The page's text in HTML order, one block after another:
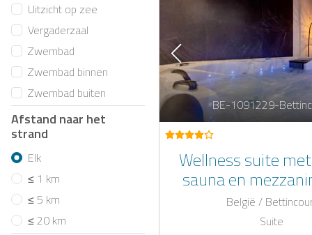
Uitzicht op zee
Vergaderzaal
Zwembad
Zwembad binnen
Zwembad buiten
Afstand naar het
strand
Elk
≤ 1 km
≤ 5 km
≤ 20 km
BE-1091229-
Wellness suite
sauna en
provincie
België /
Suite